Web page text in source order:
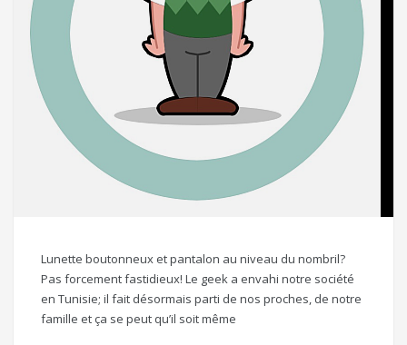
Lunette boutonneux et pantalon au niveau du nombril?
Pas forcement fastidieux! Le geek a envahi notre société
en Tunisie; il fait désormais parti de nos proches, de notre
famille et ça se peut qu’il soit même